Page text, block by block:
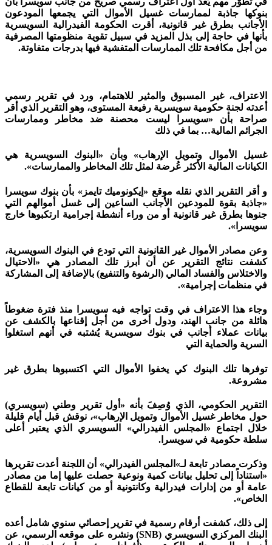
بنوكها جاذبة لممارسات غسيل الأموال التي يجمعها المودعون
الأجانب بطرق غير قانونية، أقرت الحكومة الفيدرالية السويسرية
بأنها في حاجة إلى بذل المزيد في سبيل تقوية منظومتها المصرفية
من أجل مكافحة تلك الممارسات المتفشية فيها بدرجات متفاوتة.
الاعتراف، غير المسبوق والمثير للاهتمام، ورد في تقرير رسمي
أعدته لجنة حكومية سويسرية رفيعة المستوى، وهو التقرير الذي أقر
صراحة بأن «سويسرا ليست محصنة ضد مخاطر وممارسات
الجرائم المالية… بما في ذلك
غسيل الأموال وتمويل الإرهاب» وبأن «البنوك السويسرية هي
الكيانات المالية الأكثر عُرضة لمثل تلك المخاطر والممارسات».
و أقر التقرير الذي نقله موقع «إيكونوميك تايمز» بأن بنوك سويسرا
«جاذبة بقوة للمودعين الأجانب الساعين إلى غسل أموالهم التي
جنوها بطرق غير قانونية أو من وراء أنشطة إجرامية ارتكبوها خارج
سويسرا».
وعن مصادر الأموال غير القانونية التي تودع في البنوك السويسرية،
كشفت نتائج التقرير عن أن أبرز تلك المصادر هي «الاحتيال
والاختلاس والفساد المالي (الرشوة والتنفيع) بالإضافة إلى المشاركة
في منظمات إجرامية».
وجاء هذا الاعتراف في وقت تواجه فيه سويسرا منذ فترة ضغوطاً
هائلة من جانب الهند، ودول أخرى من أجل إقناعها بالكشف عن
بيانات عملاء أجانب في بنوك سويسرية يُشتبه في أنهم استغلوا
السرية والحماية التي
توفرها تلك البنوك كي يخفوا الأموال التي اكتسبوها بطرق غير
مشروعة.
التقرير الحكومي، الذي وُصِفَ بأنه «أول تقرير وطني (سويسري)
حول مخاطر غسيل الأموال وتمويل الإرهاب»، نوقش قبل أيام قليلة
خلال اجتماع «المجلس الفيدرالي» السويسري الذي يعتبر أعلى
سلطة حكومية في سويسرا.
وذكرت مصادر تابعة لـ»المجلس الفيدرالي» أن اللجنة أعدت تقريرها
«استناداً إلى تحليل بيانات كمية ونوعية حصلت عليها إما من مصادر
عامة أو من إدارات فيدرالية وكانتونية أو من كيانات تابعة للقطاع
الخاص».
إلى ذلك، كشفت أرقام رسمية في تقرير إحصائي سنوي شامل أعده
البنك المركزي السويسري (SNB) ونشره على موقعه الرسمي، عن